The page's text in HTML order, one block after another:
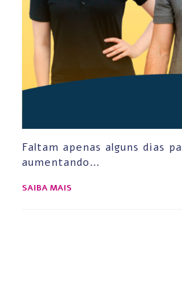
Faltam apenas alguns dias
aumentando…
SAIBA MAIS